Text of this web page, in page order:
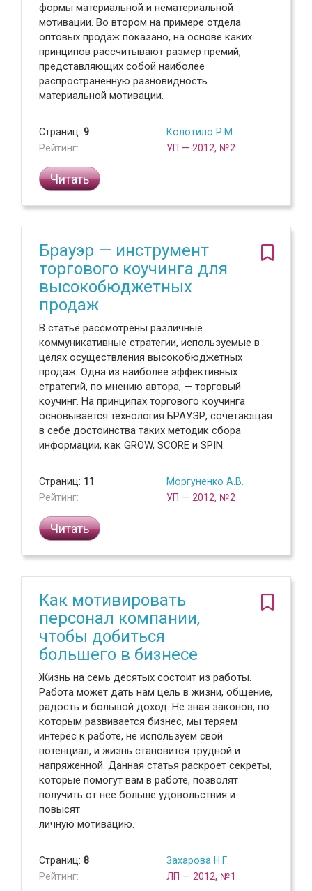
формы материальной и нематериальной
мотивации. Во втором на примере отдела
оптовых продаж показано, на основе каких
принципов рассчитывают размер премий,
представляющих собой наиболее
распространенную разновидность
материальной мотивации.
Страниц: 9
Рейтинг:
Колотило Р.М.
УП — 2012, №2
Читать
Брауэр — инструмент
торгового коучинга для
высокобюджетных
продаж
В статье рассмотрены различные
коммуникативные стратегии, используемые в
целях осуществления высокобюджетных
продаж. Одна из наиболее эффективных
стратегий, по мнению автора, — торговый
коучинг. На принципах торгового коучинга
основывается технология БРАУЭР, сочетающая
в себе достоинства таких методик сбора
информации, как GROW, SCORE и SPIN.
Страниц: 11
Рейтинг:
Моргуненко А.В.
УП — 2012, №2
Читать
Как мотивировать
персонал компании,
чтобы добиться
большего в бизнесе
Жизнь на семь десятых состоит из работы.
Работа может дать нам цель в жизни, общение,
радость и большой доход. Не зная законов, по
которым развивается бизнес, мы теряем
интерес к работе, не используем свой
потенциал, и жизнь становится трудной и
напряженной. Данная статья раскроет секреты,
которые помогут вам в работе, позволят
получить от нее больше удовольствия и
повысят
личную мотивацию.
Страниц: 8
Рейтинг:
Захарова Н.Г.
ЛП — 2012, №1